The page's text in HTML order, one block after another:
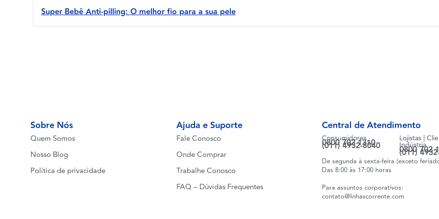
Super Bebê Anti-pilling: O melhor fio para a sua pele
Sobre Nós
Quem Somos
Nosso Blog
Política de privacidade
Ajuda e Suporte
Fale Conosco
Onde Comprar
Trabalhe Conosco
FAQ – Dúvidas Frequentes
Central de Atendimento
Consumidores
0800 702 1310
(011) 4932-8040
Lojistas |
Indústria
0800 702
(011)
De segunda à sexta-feira (exceto
Das 8:00 às 17:00 horas
Para assuntos corporativos:
contato@linhascorrente.com